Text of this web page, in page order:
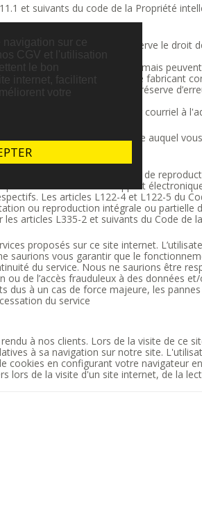
navigation sur ce
CGV et l'utilisation
le bon
internet, facilitent
votre
et suivants du code de la Propriété
sur ce site dont elle se réserve le
de nombreuses lectures mais
consulter ou de consulter le fabricant
sont protégés. Texte sous réserve
proposer des corrections par courriel à
concernant tout autre site auquel
intellectuelle. Tous les droits de
de ce site sur un support
Les articles L122-4 et L122-5 du
ou reproduction intégrale ou
articles L335-2 et suivants du Code de
proposés sur ce site internet.
saurions vous garantir que le
du service. Nous ne saurions être
de l’accès frauduleux à des données
à un cas de force majeure, les
du service
à nos clients. Lors de la visite de ce
à sa navigation sur notre site.
cookies en configurant votre navigateur
de la visite d'un site internet, de la